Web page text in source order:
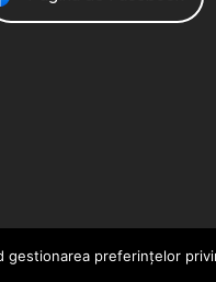
preferințelor